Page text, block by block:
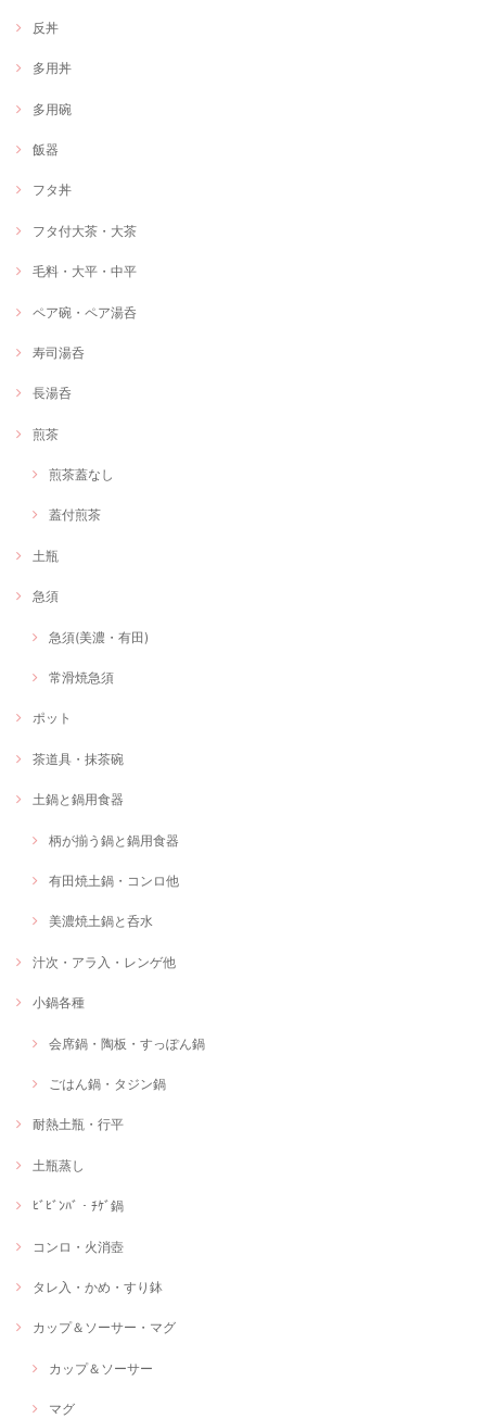
反丼
多用丼
多用碗
飯器
フタ丼
フタ付大茶・大茶
毛料・大平・中平
ペア碗・ペア湯呑
寿司湯呑
長湯呑
煎茶
煎茶蓋なし
蓋付煎茶
土瓶
急須
急須(美濃・有田)
常滑焼急須
ポット
茶道具・抹茶碗
土鍋と鍋用食器
柄が揃う鍋と鍋用食器
有田焼土鍋・コンロ他
美濃焼土鍋と呑水
汁次・アラ入・レンゲ他
小鍋各種
会席鍋・陶板・すっぽん鍋
ごはん鍋・タジン鍋
耐熱土瓶・行平
土瓶蒸し
ﾋﾞﾋﾞﾝﾊﾞ・ﾁｹﾞ鍋
コンロ・火消壺
タレ入・かめ・すり鉢
カップ＆ソーサー・マグ
カップ＆ソーサー
マグ